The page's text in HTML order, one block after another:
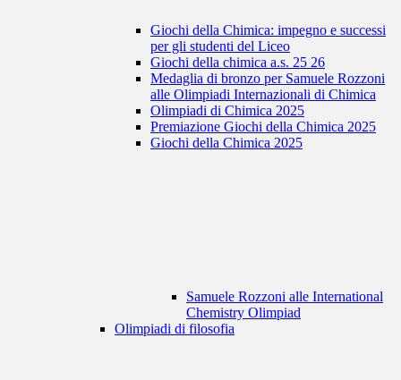
Giochi della Chimica: impegno e successi
per gli studenti del Liceo
Giochi della chimica a.s. 25 26
Medaglia di bronzo per Samuele Rozzoni
alle Olimpiadi Internazionali di Chimica
Olimpiadi di Chimica 2025
Premiazione Giochi della Chimica 2025
Giochi della Chimica 2025
Samuele Rozzoni alle International
Chemistry Olimpiad
Olimpiadi di filosofia